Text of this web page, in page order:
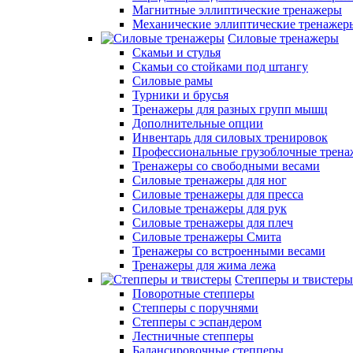
Магнитные эллиптические тренажеры
Механические эллиптические
Силовые тренажеры
Скамьи и стулья
Скамьи со стойками под штангу
Силовые рамы
Турники и брусья
Тренажеры для разных групп мышц
Дополнительные опции
Инвентарь для силовых тренировок
Профессиональные грузоблочные
Тренажеры со свободными весами
Силовые тренажеры для ног
Силовые тренажеры для пресса
Силовые тренажеры для рук
Силовые тренажеры для плеч
Силовые тренажеры Смита
Тренажеры со встроенными весами
Тренажеры для жима лежа
Степперы и твистеры
Поворотные степперы
Степперы с поручнями
Степперы с эспандером
Лестничные степперы
Балансировочные степперы